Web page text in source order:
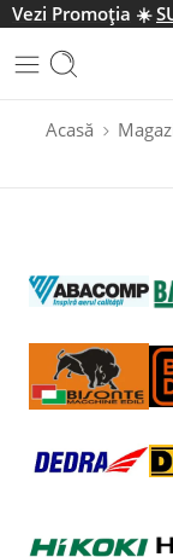
Vezi Promoția ☀️
Acasă